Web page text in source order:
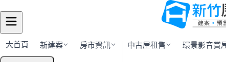
大首頁 新建案 房市資訊 中古屋租售 環景影音賞